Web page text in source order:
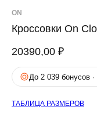
Кроссовки On
ON
20390,00 ₽
До 2 039 бонусов
ТАБЛИЦА РАЗМЕРОВ